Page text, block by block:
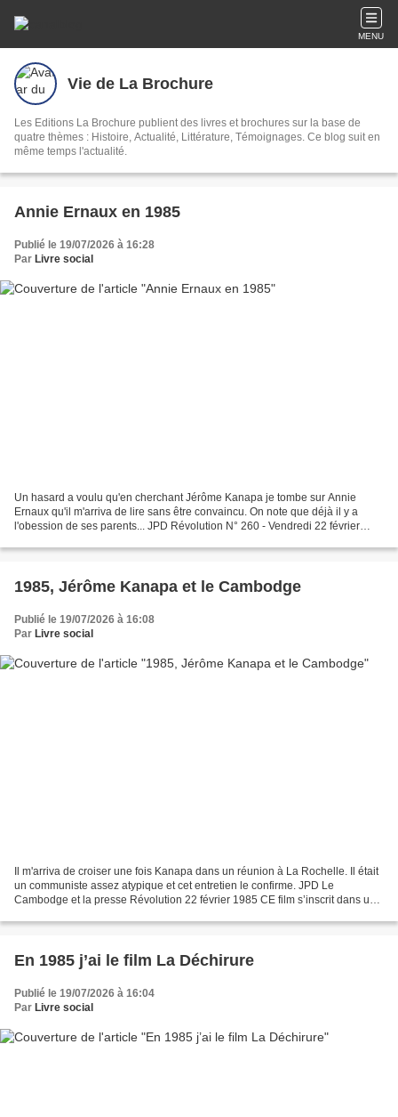
MENU
Vie de La Brochure
Les Editions La Brochure publient des livres et brochures sur la base de
quatre thèmes : Histoire, Actualité, Littérature, Témoignages. Ce blog suit en
même temps l'actualité.
Annie Ernaux en 1985
Publié le 19/07/2026 à 16:28
Par Livre social
Un hasard a voulu qu'en cherchant Jérôme Kanapa je tombe sur Annie
Ernaux qu'il m'arriva de lire sans être convaincu. On note que déjà il y a
l'obession de ses parents... JPD Révolution N° 260 - Vendredi 22 février
1985, Jérôme Kanapa et le Cambodge
Publié le 19/07/2026 à 16:08
Par Livre social
Il m'arriva de croiser une fois Kanapa dans un réunion à La Rochelle. Il était
un communiste assez atypique et cet entretien le confirme. JPD Le
Cambodge et la presse Révolution 22 février 1985 CE film s’inscrit dans un
En 1985 j’ai le film La Déchirure
Publié le 19/07/2026 à 16:04
Par Livre social